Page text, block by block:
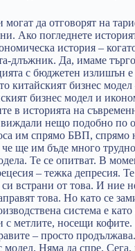
могат да отговорят на
Ако погледнете
история –
длъжник. Да, имаме
с бюджетен излишън е
китайският бизнес
бизнес модел и
в историята на
нещо подобно по
им спрямо БВП, спрямо
ще им бъде много
Те се опитват. В
– тежка депресия.
си встрани от това. И ние
това. Но като се
система е
с метлите, носещи
– просто
модел. Няма да спре.